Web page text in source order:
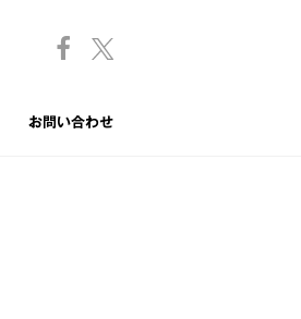
お問い合わせ